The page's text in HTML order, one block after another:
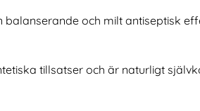
balanserande och milt antiseptisk
tillsatser och är naturligt